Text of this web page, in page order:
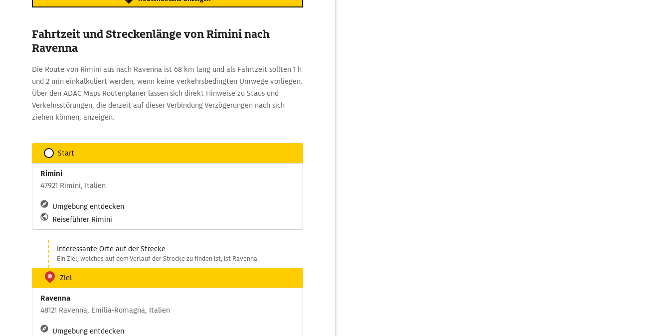
Fahrtzeit und Streckenlänge von Rimini nach
Ravenna
Die Route von Rimini aus nach Ravenna ist 68 km lang und als Fahrtzeit sollten 1 h
und 2 min einkalkuliert werden, wenn keine verkehrsbedingten Umwege vorliegen.
Über den ADAC Maps Routenplaner lassen sich direkt Hinweise zu Staus und
Verkehrsstörungen, die derzeit auf dieser Verbindung Verzögerungen nach sich
ziehen können, anzeigen.
Start
Rimini
47921 Rimini, Italien
Umgebung entdecken
Reiseführer Rimini
Interessante Orte auf der Strecke
Ein Ziel, welches auf dem Verlauf der Strecke zu finden ist, ist Ravenna.
Ziel
Ravenna
48121 Ravenna, Emilia-Romagna, Italien
Umgebung entdecken